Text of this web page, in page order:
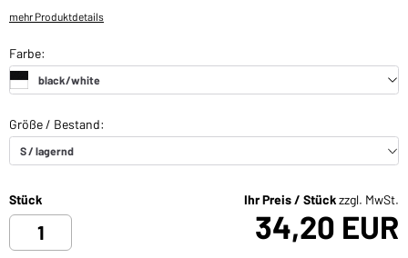
mehr Produktdetails
Stück Ihr Preis / Stückzzgl. MwSt.
34,20 EUR